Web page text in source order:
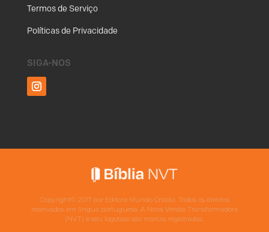
Termos de Serviço
Políticas de Privacidade
SIGA-NOS
Copyright© 2017 por Editora Mundo Cristão. Todos os direitos
reservados em língua portuguesa. A Nova Versão Transformadora
(NVT) e seu logotipo são marcas registradas.